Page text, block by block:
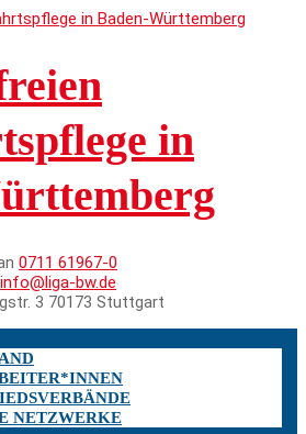
in
0711 61967-0
info@liga-bw.de
3 70173 Stuttgart
NETZWERKE